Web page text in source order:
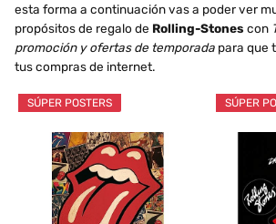
esta forma a continuación vas a poder ver
propósitos de regalo de Rolling-Stones con
promoción y ofertas de temporada para que
tus compras de internet.
SÚPER POSTERS SÚPER